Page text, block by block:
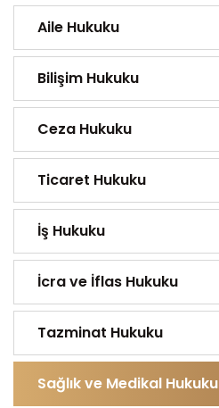
Aile Hukuku
Bilişim Hukuku
Ceza Hukuku
Ticaret Hukuku
İş Hukuku
İcra ve İflas Hukuku
Tazminat Hukuku
Sağlık ve Medikal Hukuku